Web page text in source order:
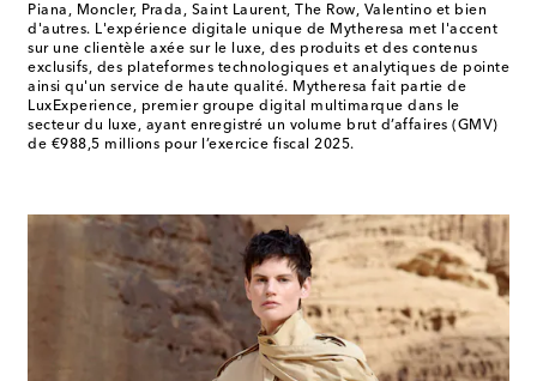
Piana, Moncler, Prada, Saint Laurent, The Row, Valentino et bien
d'autres. L'expérience digitale unique de Mytheresa met l'accent
sur une clientèle axée sur le luxe, des produits et des contenus
exclusifs, des plateformes technologiques et analytiques de pointe
ainsi qu'un service de haute qualité. Mytheresa fait partie de
LuxExperience, premier groupe digital multimarque dans le
secteur du luxe, ayant enregistré un volume brut d’affaires (GMV)
de €988,5 millions pour l’exercice fiscal 2025.